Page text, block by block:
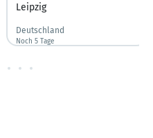
Leipzig
Deutschland
Noch 5 Tage
Noch 5 Tage